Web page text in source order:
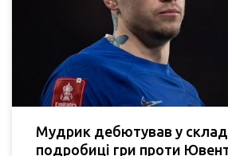
Мудрик дебютував у
подробиці гри проти